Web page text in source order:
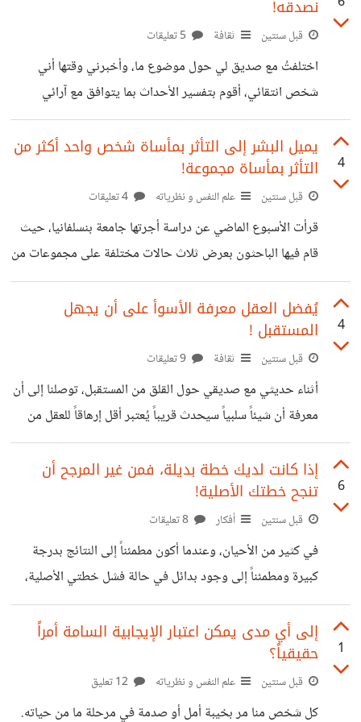
الذات والحديث عن الإنجازات يحفز نظام الدوبامين في الدماغ
بنفس الطريقة التي يتم بها تحفيز هذه المناطق عند الحصول
على مكافآت مادية أو حسية. وأشارت نتائج الدراسة إلى أن
الحديث عن الذات قد يكون تجربة مجزية بشكل خاص، مما
نصدقه!
قبل سنتين ثقافة
اختلفتُ مع صديق لي حول موضوع ما، وأخبرني وقتها أني
شخص انتقائي، أقوم بتفسير الأحداث بما يتوافق مع آرائي
الشخصية، وأُصرّ في الوقت ذاته على تجاهل كل ما يناقضها، وأن
هذا السلوك يُعرف بـالتحيز التأكيدي. فهل حقا أننا نؤمن لا إرادياً
بما نريد أن نصدقه؟ وهل كل دفاع عن وجهة نظر معينة يُعد
تحيزاً تأكيدياً ؟
4
يميل البشر إلى التأثر بمأساة شخص واحد أكثر من
التأثر بمأساة مجموعة!
قبل سنتين علم النفس و نظرياته
قرأت الأسبوع الماضي عن دراسة أجرتها جامعة بنسلفانيا، حيث
قام فيها الباحثون بعرض ثلاث حالات مختلفة على مجموعات من
المشاركين. الحالة الأولى قدمت قصة لطفلة صغيرة تعاني من
الجوع حتى الموت، والثانية عرضت إحصائيات عن ملايين
الأشخاص الذين يموتون من الجوع، أما الحالة الثالثة فجمعت
بين القصتين. أظهرت النتائج أن المشاركين كانوا أكثر استعداداً
للتبرع بعد سماعهم قصة الطفلة الصغيرة، حيث تبرعوا بأكثر من
ضعف المبلغ مقارنةً بما قدموه عند عرض الإحصائيات عن معاناة
4
يُفضل العقل معرفة الأسوأ على أن يجهل
المستقبل !
قبل سنتين ثقافة
أثناء حديثي مع صديقي حول القلق من المستقبل، توصلنا إلى أن
معرفة أن شيئاً سلبياً سيحدث قريباً يُعتبر أقل إرهاقاً للعقل من
البقاء في حالة عدم اليقين بشأن ما سيحدث. على سبيل المثال،
نفضل معرفة أننا لن نحصل على وظيفة معينة بدلاً من الاستمرار
في التفكير في احتمالية قبولنا، حتى لو كانت ضئيلة. بعبارة
أخرى، حدوث الأسوأ أقل تأثيراً وإرهاقاً للعقل من انتظار
المجهول. فالتوصل إلى نتيجة حتى ولو سلبية وغير مرغوب
فيها، يمكن أن يمنح العقل فرصة للهدوء والبدء
6
إذا كانت لديك خطة بديلة، فمن غير المرجح أن
تنجح خطتك الأصلية!
قبل سنتين أفكار
في كثير من الأحيان، وعندما أكون مطمئناً إلى النتائج بدرجة
كبيرة ومطمئناً إلى وجود بدائل في حالة فشل خطتي الأصلية،
فإن ذلك يقلل من التزامي بالخطة الأصلية، مما يؤثر على فرص
نجاحها. فعندما يكون لدي خيار آخر، فإن ذلك يقلل من تركيز
جهودى على الخيار الأول لأني أعلم وقتها أن هناك مخرجاً إذا
فشلت. رغم أنه من المفترض أن وجود خطة بديلة يعد من
الاستعداد الجيد والتخطيط الاستراتيجي، وتقليل المخاطر، ولكن
1
إلى أي مدى يمكن اعتبار الإيجابية السامة أمراً
حقيقياً؟
قبل سنتين علم النفس و نظرياته
كل شخص منا مر بخيبة أمل أو صدمة في مرحلة ما من حياته.